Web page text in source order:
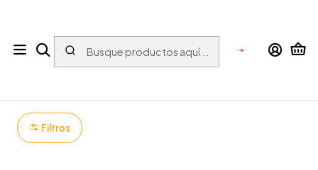
Inicio VINO DE OPORTO MARTHA´S
Filtros